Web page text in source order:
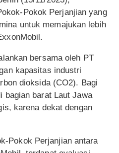
Pokok Perjanjian yang
untuk memajukan lebih
bersama oleh PT
kapasitas industri
dioksida (CO2). Bagi
bagian barat Laut Jawa
karena dekat dengan
Pokok Perjanjian antara